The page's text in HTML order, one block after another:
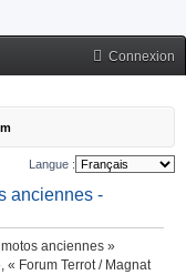
Connexion
Langue :
anciennes -
anciennes »
« Forum Terrot / Magnat